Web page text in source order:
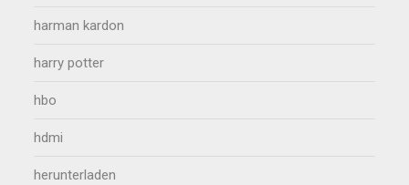
harman kardon
harry potter
hbo
hdmi
herunterladen